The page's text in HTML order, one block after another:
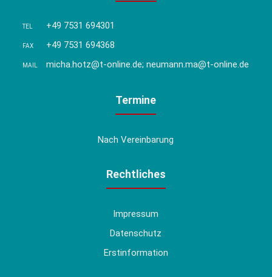
TEL +49 7531 694301
FAX +49 7531 694368
MAIL micha.hotz@t-online.de; neumann.ma@t-online.de
Termine
Nach Vereinbarung
Rechtliches
Impressum
Datenschutz
Erstinformation